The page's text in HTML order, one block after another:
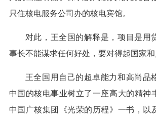
只住核电服务公司办的核电宾馆。
对此，王全国的解释是，项目是用
事长不能谋求任何好处，要对得起国家和
王全国用自己的超卓能力和高尚品
中国的核电事业树立了一座高大的精神
中国广核集团《光荣的历程》一书，以